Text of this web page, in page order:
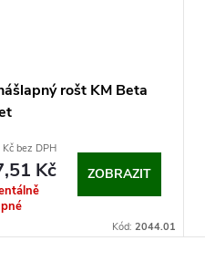
rošt KM Beta
bez DPH
Kč ZOBRAZIT
Kód: 2044.01